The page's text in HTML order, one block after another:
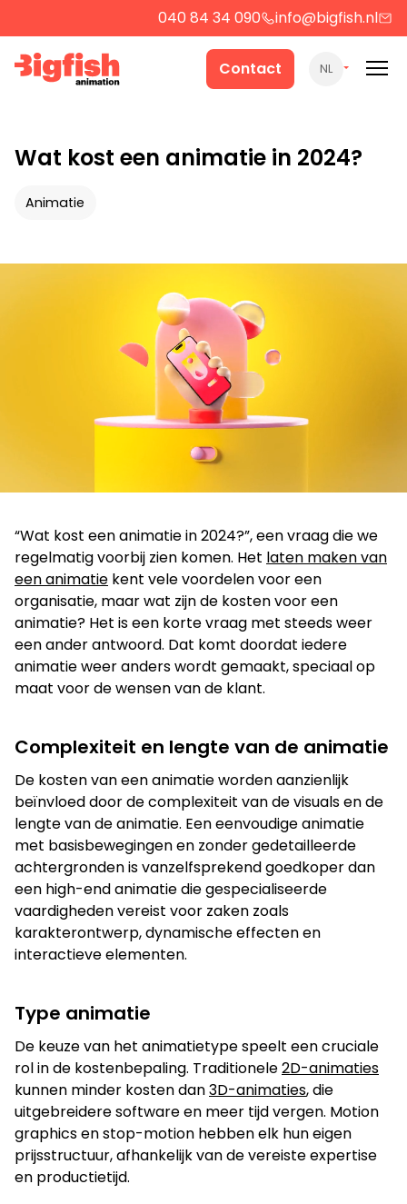
040 84 34 090 info@bigfish.nl
Contact NL
Werk
Op zoek naar een oplossing voor
Neem contact op
Je kunt ook bellen of mailen
info@bigfish.nl 040 - 84 34 090
Eindhoven
Vonderweg 26
040 - 84 34 090
Amsterdam
Wat kost een animatie in 2024?
Animatie
“Wat kost een animatie in 2024?”, een vraag die we
regelmatig voorbij zien komen. Het laten maken van
een animatie kent vele voordelen voor een
organisatie, maar wat zijn de kosten voor een
animatie? Het is een korte vraag met steeds weer
een ander antwoord. Dat komt doordat iedere
animatie weer anders wordt gemaakt, speciaal op
maat voor de wensen van de klant.
Complexiteit en lengte van de animatie
De kosten van een animatie worden aanzienlijk
beïnvloed door de complexiteit van de visuals en de
lengte van de animatie. Een eenvoudige animatie
met basisbewegingen en zonder gedetailleerde
achtergronden is vanzelfsprekend goedkoper dan
een high-end animatie die gespecialiseerde
vaardigheden vereist voor zaken zoals
karakterontwerp, dynamische effecten en
interactieve elementen.
Type animatie
De keuze van het animatietype speelt een cruciale
rol in de kostenbepaling. Traditionele2D-animaties
kunnen minder kosten dan3D-animaties, die
uitgebreidere software en meer tijd vergen. Motion
graphics en stop-motion hebben elk hun eigen
prijsstructuur, afhankelijk van de vereiste expertise
en productietijd.